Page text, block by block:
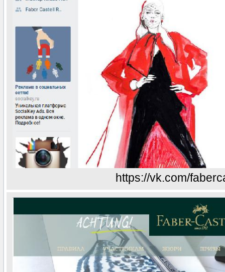
https://vk.com/